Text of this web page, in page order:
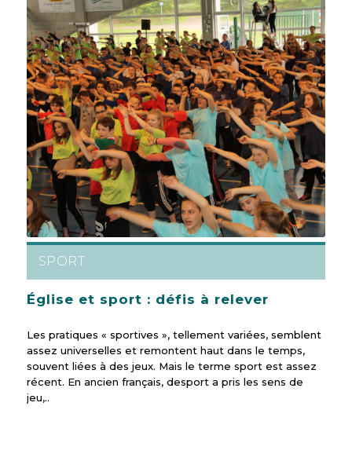
SPORT
Église et sport : défis à relever
Les pratiques « sportives », tellement variées, semblent
assez universelles et remontent haut dans le temps,
souvent liées à des jeux. Mais le terme sport est assez
récent. En ancien français, desport a pris les sens de
jeu,..